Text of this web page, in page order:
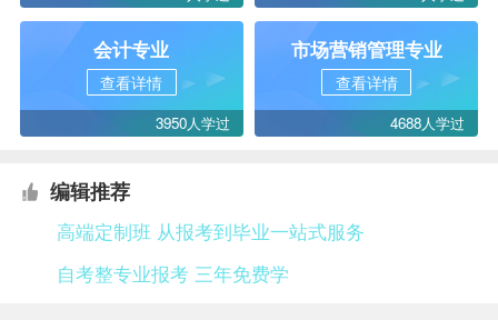
会计专业
查看详情
3950人学过
市场营销管理专业
查看详情
4688人学过
编辑推荐
高端定制班 从报考到毕业一站式服务
自考整专业报考 三年免费学